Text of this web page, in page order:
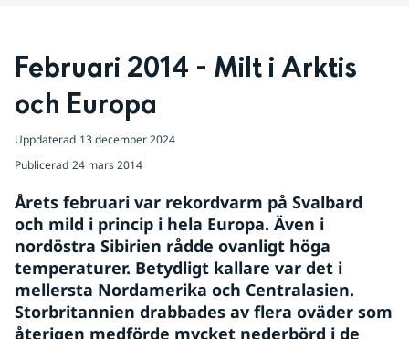
Februari 2014 - Milt i Arktis
och Europa
Uppdaterad 13 december 2024
Publicerad 24 mars 2014
Årets februari var rekordvarm på Svalbard
och mild i princip i hela Europa. Även i
nordöstra Sibirien rådde ovanligt höga
temperaturer. Betydligt kallare var det i
mellersta Nordamerika och Centralasien.
Storbritannien drabbades av flera oväder som
återigen medförde mycket nederbörd i de